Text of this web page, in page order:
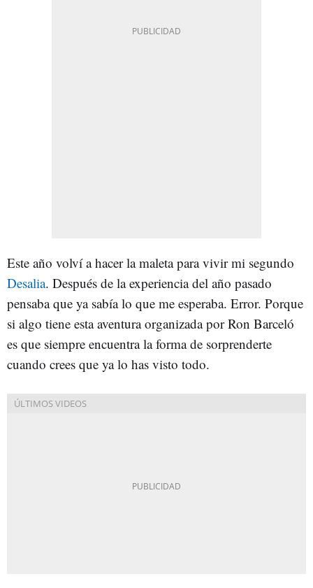
Este año volví a hacer la maleta para vivir mi segundo
Desalia. Después de la experiencia del año pasado
pensaba que ya sabía lo que me esperaba. Error. Porque
si algo tiene esta aventura organizada por Ron Barceló
es que siempre encuentra la forma de sorprenderte
cuando crees que ya lo has visto todo.